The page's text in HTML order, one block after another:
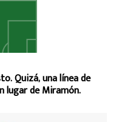
Quizá, una línea de
lugar de Miramón.